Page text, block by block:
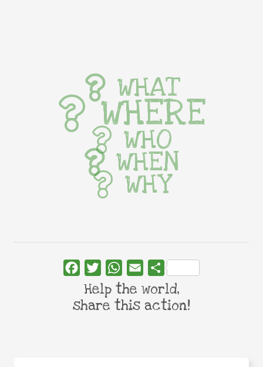
WHAT
WHERE
WHO
WHEN
WHY
FacebookTwitterWhatsApp
Email Share
Help the world,
share this action!